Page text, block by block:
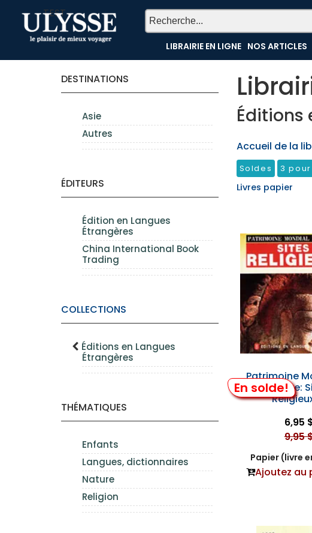
TEST
LIBRAIRIE EN LIGNE NOS ARTICLES
DESTINATIONS
Asie
Autres
ÉDITEURS
Édition en Langues
Étrangères
China International Book
Trading
COLLECTIONS
Éditions en Langues
Étrangères
THÉMATIQUES
Enfants
Langues, dictionnaires
Nature
Religion
Éditions
Accueil de la
Soldes 3 pour
Livres papier
En solde!
Patrimoine
en Chine:
6,95
9,95
Papier (livre
Ajoutez au